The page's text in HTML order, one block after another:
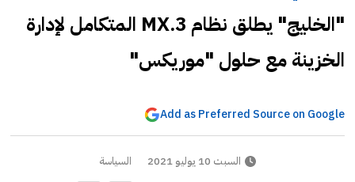
"الخليج" يطلق نظام MX.3 المتكامل لإدارة
الخزينة مع حلول "موريكس"
Add as Preferred Source on Google
السبت 10 يوليو 2021 السياسة